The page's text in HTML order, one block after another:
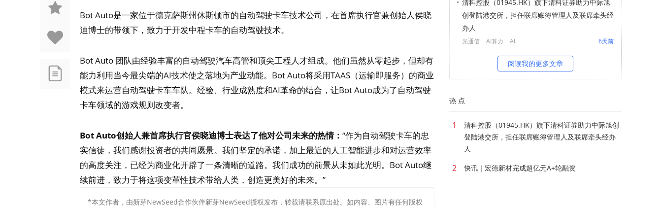
Bot Auto是一家位于德克萨斯州休斯顿市的自动驾驶卡车技术公司，在首席执行官兼创始人侯晓
迪博士的带领下，致力于开发中程卡车的自动驾驶技术。
Bot Auto 团队由经验丰富的自动驾驶汽车高管和顶尖工程人才组成。他们虽然从零起步，但却有
能力利用当今最尖端的AI技术使之落地为产业动能。Bot Auto将采用TAAS（运输即服务）的商业
模式来运营自动驾驶卡车车队。经验、行业成熟度和AI革命的结合，让Bot Auto成为了自动驾驶
卡车领域的游戏规则改变者。
Bot Auto创始人兼首席执行官侯晓迪博士表达了他对公司未来的热情： “作为自动驾驶卡车的忠
实信徒，我们感谢投资者的共同愿景。我们坚定的承诺，加上最近的人工智能进步和对运营效率
的高度关注，已经为商业化开辟了一条清晰的道路。我们成功的前景从未如此光明。Bot Auto继
续前进，致力于将这项变革性技术带给人类，创造更美好的未来。”
*本文作者，由新芽NewSeed合作伙伴新芽NewSeed授权发布，转载请联系原出处。如内容、图片有任何版权
清科控股（01945.HK）旗下清科证券助力中际旭
创登陆港交所，担任联席账簿管理人及联席牵头经
办人
6天前
光通信 AI算力 AI
阅读我的更多文章
热 点
1
清科控股（01945.HK）旗下清科证券助力中际旭创
登陆港交所，担任联席账簿管理人及联席牵头经办
人
2 快讯｜宏德新材完成超亿元A+轮融资